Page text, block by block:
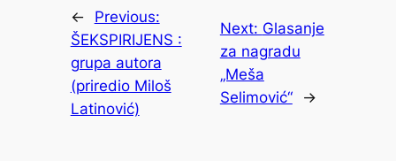
←
Previous:
ŠEKSPIRIJENS :
grupa autora
(priredio Miloš
Latinović)
Next: Glasanje
za nagradu
„Meša
Selimović“
→